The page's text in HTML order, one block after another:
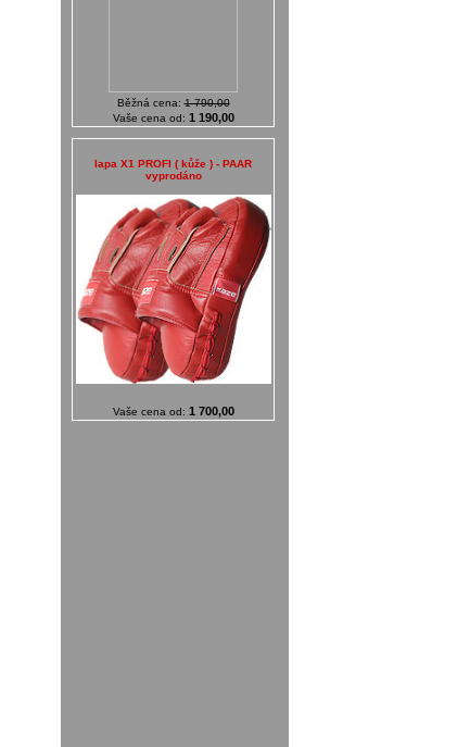
Běžná cena:1 790,00
Vaše cena od: 1 190,00
lapa X1 PROFI ( kůže ) - PAAR
vyprodáno
Vaše cena od: 1 700,00